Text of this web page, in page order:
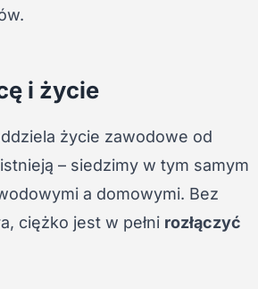
i życie
życie zawodowe od
– siedzimy w tym samym
a domowymi. Bez
ciężko jest w pełni rozłączyć